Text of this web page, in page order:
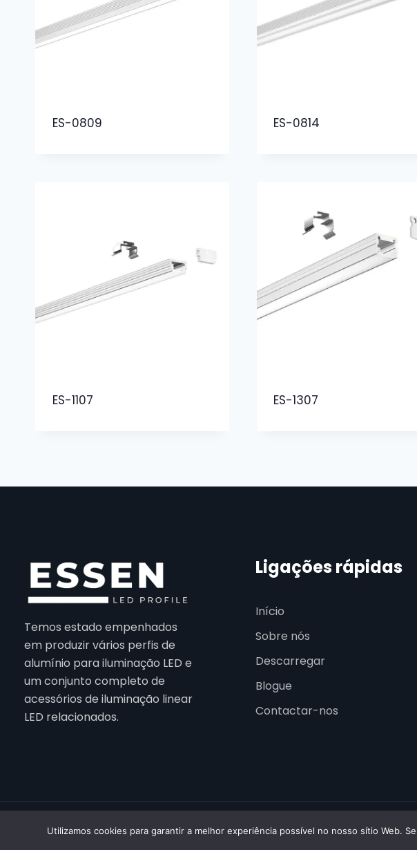
ES-0809 ES-0814
ES-1107 ES-1307
Temos estado empenhados
em produzir vários perfis de
alumínio para iluminação LED e
um conjunto completo de
acessórios de iluminação linear
LED relacionados.
Ligações rápidas
Início
Sobre nós
Descarregar
Blogue
Contactar-nos
© 2026
Utilizamos cookies para garantir a melhor experiência possível no nosso sítio Web.